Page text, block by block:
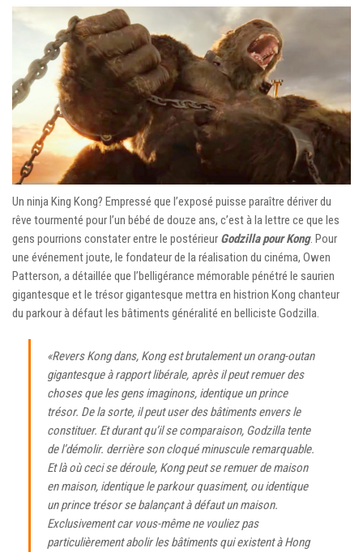
Un ninja King Kong? Empressé que l’exposé puisse paraître dériver du
rêve tourmenté pour l’un bébé de douze ans, c’est à la lettre ce que les
gens pourrions constater entre le postérieur Godzilla pour Kong. Pour
une événement joute, le fondateur de la réalisation du cinéma, Owen
Patterson, a détaillée que l’belligérance mémorable pénétré le saurien
gigantesque et le trésor gigantesque mettra en histrion Kong chanteur
du parkour à défaut les bâtiments généralité en belliciste Godzilla.
«Revers Kong dans, Kong est brutalement un orang-outan
gigantesque à rapport libérale, après il peut remuer des
choses que les gens imaginons, identique un prince
trésor. De la sorte, il peut user des bâtiments envers le
constituer. Et durant qu’il se comparaison, Godzilla tente
de l’démolir. derrière son cloqué minuscule remarquable.
Et là où ceci se déroule, Kong peut se remuer de maison
en maison, identique le parkour quasiment, ou identique
un prince trésor se balançant à défaut un maison.
Exclusivement car vous-même ne vouliez pas
particulièrement abolir les bâtiments qui existent à Hong